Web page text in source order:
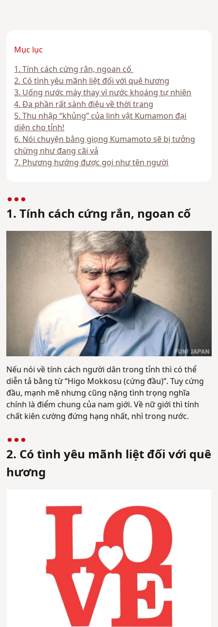
Mục lục
1. Tính cách cứng rắn, ngoan cố
2. Có tình yêu mãnh liệt đối với quê hương
3. Uống nước máy thay vì nước khoáng tự nhiên
4. Đa phần rất sành điệu về thời trang
5. Thu nhập “khủng” của linh vật Kumamon đại
diện cho tỉnh!
6. Nói chuyện bằng giọng Kumamoto sẽ bị tưởng
chừng như đang cãi vả
7. Phương hướng được gọi như tên người
1. Tính cách cứng rắn, ngoan cố
Nếu nói về tính cách người dân trong tỉnh thì có thể
diễn tả bằng từ “Higo Mokkosu (cứng đầu)”. Tuy cứng
đầu, mạnh mẽ nhưng cũng nặng tình trọng nghĩa
chính là điểm chung của nam giới. Về nữ giới thì tính
chất kiên cường đứng hạng nhất, nhì trong nước.
2. Có tình yêu mãnh liệt đối với quê
hương